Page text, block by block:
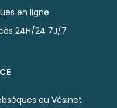
en ligne
24H/24 7J/7
au Vésinet